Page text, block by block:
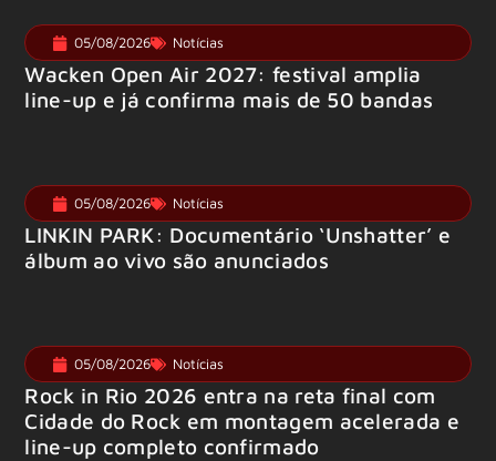
05/08/2026 Notícias
Wacken Open Air 2027: festival amplia
line-up e já confirma mais de 50 bandas
05/08/2026 Notícias
LINKIN PARK: Documentário ‘Unshatter’ e
álbum ao vivo são anunciados
05/08/2026 Notícias
Rock in Rio 2026 entra na reta final com
Cidade do Rock em montagem acelerada e
line-up completo confirmado